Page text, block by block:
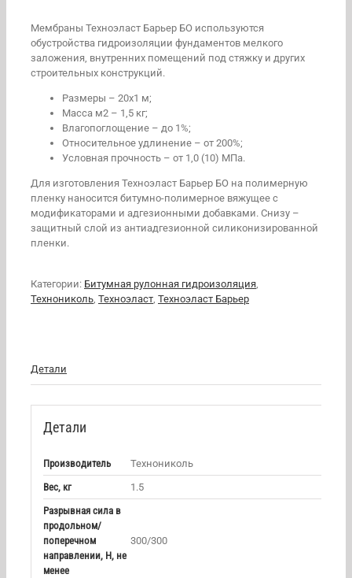
Мембраны Техноэласт Барьер БО используются
обустройства гидроизоляции фундаментов мелкого
заложения, внутренних помещений под стяжку и других
строительных конструкций.
Размеры – 20х1 м;
Масса м2 – 1,5 кг;
Влагопоглощение – до 1%;
Относительное удлинение – от 200%;
Условная прочность – от 1,0 (10) МПа.
Для изготовления Техноэласт Барьер БО на полимерную
пленку наносится битумно-полимерное вяжущее с
модификаторами и адгезионными добавками. Снизу –
защитный слой из антиадгезионной силиконизированной
пленки.
Категории: Битумная рулонная гидроизоляция
Технониколь Техноэласт Техноэласт Барьер
Детали
Детали
Производитель
Технониколь
Вес, кг
1.5
Разрывная сила в
продольном/
поперечном
направлении, Н, не
менее
300/300